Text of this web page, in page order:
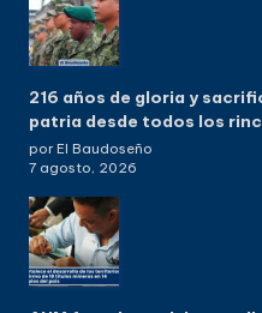
216 años de gloria y
patria desde todos los
por El Baudoseño
7 agosto, 2026